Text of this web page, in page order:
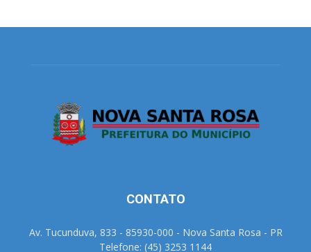
CONTATO
Av. Tucunduva, 833 - 85930-000 - Nova Santa Rosa - PR
Telefone: (45) 3253 1144